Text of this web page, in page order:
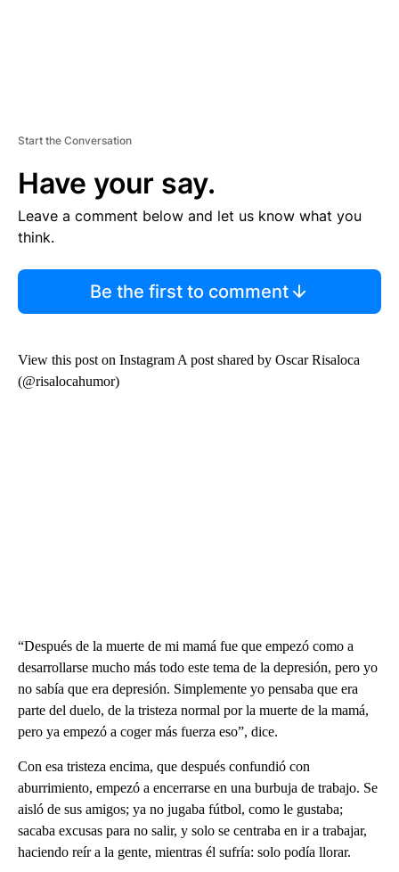
Start the Conversation
Have your say.
Leave a comment below and let us know what you
think.
Be the first to comment
View this post on Instagram A post shared by Oscar Risaloca
(@risalocahumor)
“Después de la muerte de mi mamá fue que empezó como a
desarrollarse mucho más todo este tema de la depresión, pero yo
no sabía que era depresión. Simplemente yo pensaba que era
parte del duelo, de la tristeza normal por la muerte de la mamá,
pero ya empezó a coger más fuerza eso”, dice.
Con esa tristeza encima, que después confundió con
aburrimiento, empezó a encerrarse en una burbuja de trabajo. Se
aisló de sus amigos; ya no jugaba fútbol, como le gustaba;
sacaba excusas para no salir, y solo se centraba en ir a trabajar,
haciendo reír a la gente, mientras él sufría: solo podía llorar.